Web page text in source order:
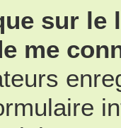
sur le
me